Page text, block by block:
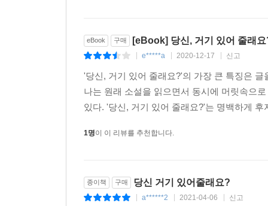
[갈라(GALA)]
사랑, 우정, 미스터리로 이루어진 이 소설은 마
베스트셀러의 반열에 올랐다. 장래가 촉망되는 이
로맨스와 미스터리에 기욤 뮈소 소설만의 독특
[까르푸르 사브와르(Carrefour Savoirs)]
eBook 구매 [eBook] 당신, 거기 있어 줄래
e*****a 2020-12-17 신고
'당신, 거기 있어 줄래요?'의 가장 큰 특징은
나는 원래 소설을 읽으면서 동시에 머릿속으
있다. '당신, 거기 있어 줄래요?'는 명백하게
1명이 이 리뷰를 추천합니다.
종이책 구매 당신 거기 있어줄래요?
a******2 2021-04-06 신고